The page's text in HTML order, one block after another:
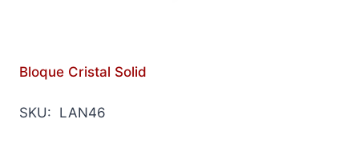
Bloque Cristal Solid
SKU: LAN46